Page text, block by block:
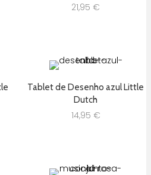
21,95 €
Tablet de Desenho azul Little
Dutch
14,95 €